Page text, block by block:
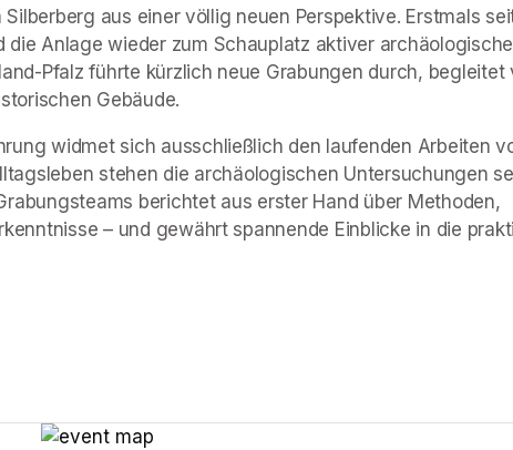
Silberberg aus einer völlig neuen Perspektive. Erstmals
Anlage wieder zum Schauplatz aktiver
Pfalz führte kürzlich neue Grabungen durch, begleitet
Gebäude.
widmet sich ausschließlich den laufenden Arbeiten
stehen die archäologischen Untersuchungen
berichtet aus erster Hand über Methoden,
– und gewährt spannende Einblicke in die